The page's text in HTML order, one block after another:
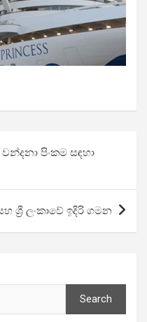
පිංකම සඳහා
ශ්‍රී ලංකාවේ ඉදිරි ගමන
Search